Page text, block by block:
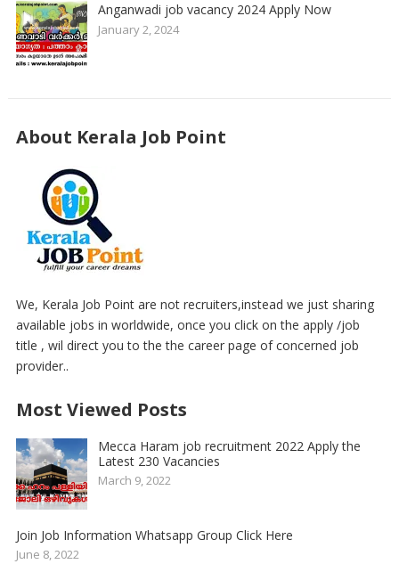
Anganwadi job vacancy 2024 Apply Now
January 2, 2024
About Kerala Job Point
We, Kerala Job Point are not recruiters,instead we just sharing
available jobs in worldwide, once you click on the apply /job
title , wil direct you to the the career page of concerned job
provider..
Most Viewed Posts
Mecca Haram job recruitment 2022 Apply the
Latest 230 Vacancies
March 9, 2022
Join Job Information Whatsapp Group Click Here
June 8, 2022